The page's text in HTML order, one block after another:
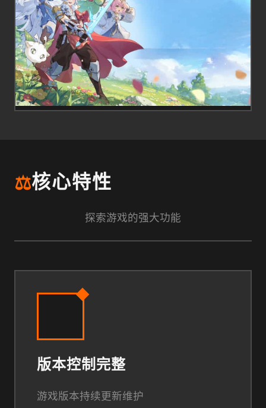
⚖️核心特性
探索游戏的强大功能
版本控制完整
游戏版本持续更新维护